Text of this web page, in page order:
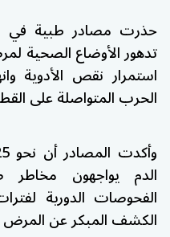
حذرت مصادر طبية في
تدهور الأوضاع الصحية
استمرار نقص الأدوية
الحرب المتواصلة على
الدم يواجهون
الفحوصات الدورية
الكشف المبكر عن المرض